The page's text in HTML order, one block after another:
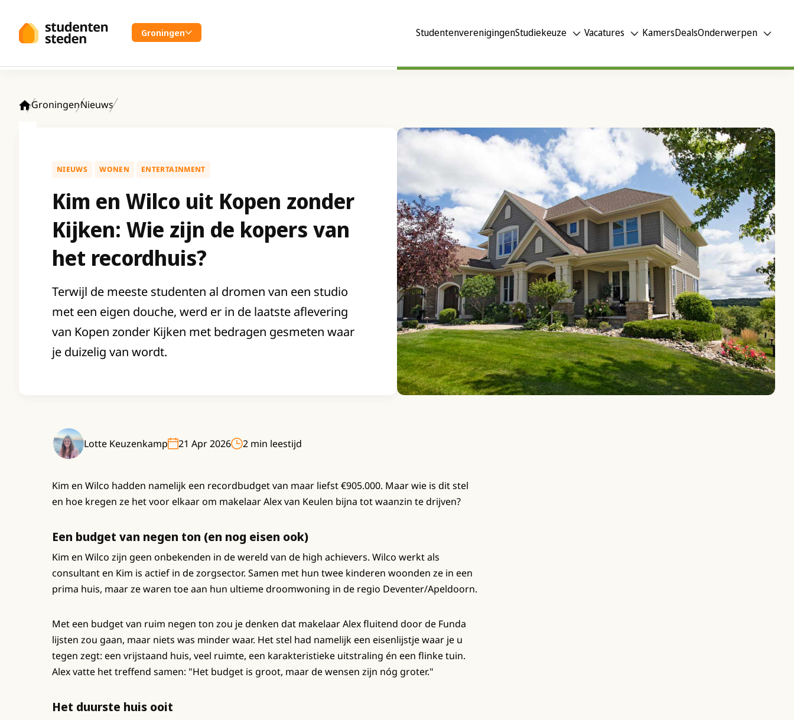
Groningen StudentenverenigingenStudiekeuze Vacatures KamersDealsOnderwerpen
GroningenNieuws
NIEUWS WONEN ENTERTAINMENT
Kim en Wilco uit Kopen zonder
Kijken: Wie zijn de kopers van
het recordhuis?
Terwijl de meeste studenten al dromen van een studio
met een eigen douche, werd er in de laatste aflevering
van Kopen zonder Kijken met bedragen gesmeten waar
je duizelig van wordt.
Lotte Keuzenkamp 21 Apr 2026 2 min leestijd
Kim en Wilco hadden namelijk een recordbudget van maar liefst €905.000. Maar wie is dit stel
en hoe kregen ze het voor elkaar om makelaar Alex van Keulen bijna tot waanzin te drijven?
Een budget van negen ton (en nog eisen ook)
Kim en Wilco zijn geen onbekenden in de wereld van de high achievers. Wilco werkt als
consultant en Kim is actief in de zorgsector. Samen met hun twee kinderen woonden ze in een
prima huis, maar ze waren toe aan hun ultieme droomwoning in de regio Deventer/Apeldoorn.
Met een budget van ruim negen ton zou je denken dat makelaar Alex fluitend door de Funda
lijsten zou gaan, maar niets was minder waar. Het stel had namelijk een eisenlijstje waar je u
tegen zegt: een vrijstaand huis, veel ruimte, een karakteristieke uitstraling én een flinke tuin.
Alex vatte het treffend samen: "Het budget is groot, maar de wensen zijn nóg groter."
Het duurste huis ooit